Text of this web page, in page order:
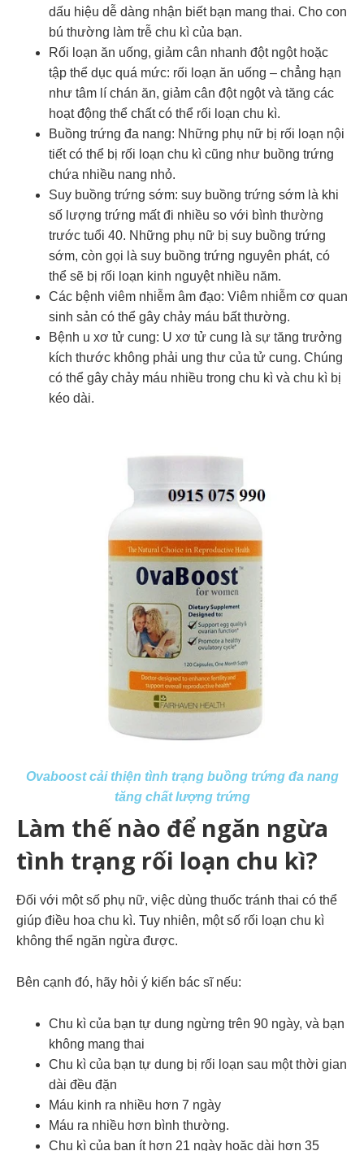
dấu hiệu dễ dàng nhận biết bạn mang thai. Cho con
bú thường làm trễ chu kì của bạn.
Rối loạn ăn uống, giảm cân nhanh đột ngột hoặc
tập thể dục quá mức: rối loạn ăn uống – chẳng hạn
như tâm lí chán ăn, giảm cân đột ngột và tăng các
hoạt động thể chất có thể rối loạn chu kì.
Buồng trứng đa nang: Những phụ nữ bị rối loạn nội
tiết có thể bị rối loạn chu kì cũng như buồng trứng
chứa nhiều nang nhỏ.
Suy buồng trứng sớm: suy buồng trứng sớm là khi
số lượng trứng mất đi nhiều so với bình thường
trước tuổi 40. Những phụ nữ bị suy buồng trứng
sớm, còn gọi là suy buồng trứng nguyên phát, có
thể sẽ bị rối loạn kinh nguyệt nhiều năm.
Các bệnh viêm nhiễm âm đạo: Viêm nhiễm cơ quan
sinh sản có thể gây chảy máu bất thường.
Bệnh u xơ tử cung: U xơ tử cung là sự tăng trưởng
kích thước không phải ung thư của tử cung. Chúng
có thể gây chảy máu nhiều trong chu kì và chu kì bị
kéo dài.
Ovaboost cải thiện tình trạng buồng trứng đa nang
tăng chất lượng trứng
Làm thế nào để ngăn ngừa
tình trạng rối loạn chu kì?
Đối với một số phụ nữ, việc dùng thuốc tránh thai có thể
giúp điều hoa chu kì. Tuy nhiên, một số rối loạn chu kì
không thể ngăn ngừa được.
Bên cạnh đó, hãy hỏi ý kiến bác sĩ nếu:
Chu kì của bạn tự dung ngừng trên 90 ngày, và bạn
không mang thai
Chu kì của bạn tự dung bị rối loạn sau một thời gian
dài đều đặn
Máu kinh ra nhiều hơn 7 ngày
Máu ra nhiều hơn bình thường.
Chu kì của bạn ít hơn 21 ngày hoặc dài hơn 35